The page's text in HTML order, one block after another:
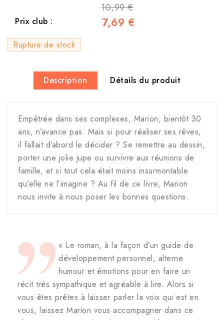
10,99 €
Prix club : 7,69 €
Rupture de stock
Description Détails du produit
Empêtrée dans ses complexes, Marion, bientôt 30
ans, n’avance pas. Mais si pour réaliser ses rêves,
il fallait d’abord le décider ? Se remettre au dessin,
porter une jolie jupe ou survivre aux réunions de
famille, et si tout cela était moins insurmontable
qu’elle ne l’imagine ? Au fil de ce livre, Marion
nous invite à nous poser les bonnes questions.
« Le roman, à la façon d’un guide de
développement personnel, alterne
humour et émotions pour en faire un
récit très sympathique et agréable à lire. Alors si
vous êtes prêtes à laisser parler la voix qui est en
vous, laissez Marion vous accompagner dans ce